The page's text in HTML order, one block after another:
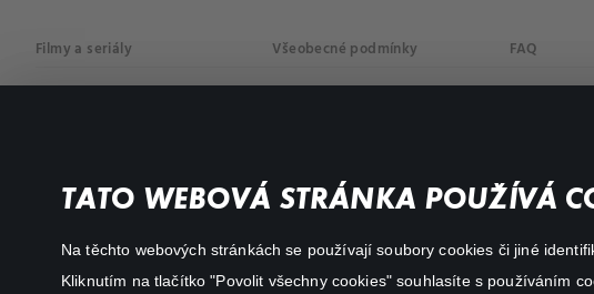
TATO WEBOVÁ STRÁNKA POUŽÍVÁ
Na těchto webových stránkách se používají soubory cookies či jiné
Kliknutím na tlačítko "Povolit všechny cookies" souhlasíte s používáním
Filmy a seriály
Akční
Všeobecné podmínky FAQ